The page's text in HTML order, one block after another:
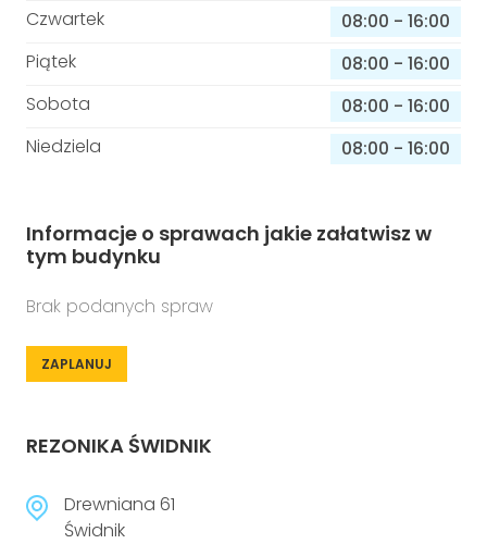
Czwartek
08:00 - 16:00
Piątek
08:00 - 16:00
Sobota
08:00 - 16:00
Niedziela
08:00 - 16:00
Informacje o sprawach jakie załatwisz w
tym budynku
Brak podanych spraw
ZAPLANUJ
REZONIKA ŚWIDNIK
Drewniana 61
Świdnik